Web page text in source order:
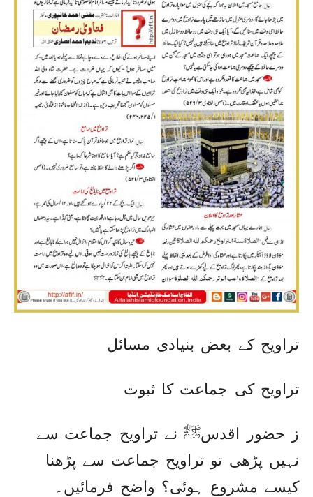
تراویح کے بعض بنیادی مسائل
تراویح کی جماعت کا ثبوت
ز حضور اقدسﷺ نے تراویح جماعت سے
نہیں پڑھی تو تراویح جماعت سے پڑھنا
کیسے مشروع ہوئی؟ واضح فرمائیں۔